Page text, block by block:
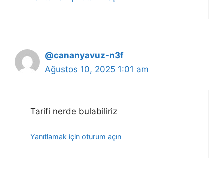
@cananyavuz-n3f
Ağustos 10, 2025 1:01 am
Tarifi nerde bulabiliriz
Yanıtlamak için oturum açın